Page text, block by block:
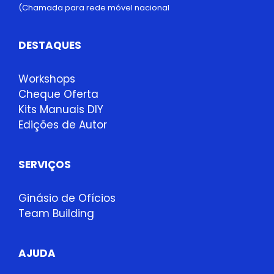
(Chamada para rede móvel nacional
DESTAQUES
Workshops
Cheque Oferta
Kits Manuais DIY
Edições de Autor
SERVIÇOS
Ginásio de Ofícios
Team Building
AJUDA